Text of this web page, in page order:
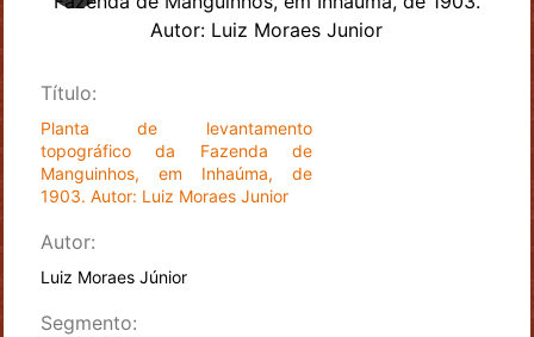
Título:
Planta de levantamento
topográfico da Fazenda de
Manguinhos, em Inhaúma, de
1903. Autor: Luiz Moraes Junior
Autor:
Luiz Moraes Júnior
Segmento: